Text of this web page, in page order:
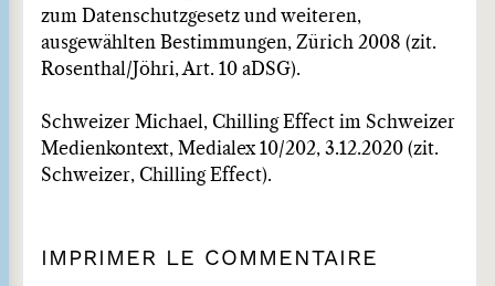
zum Datenschutzgesetz und weiteren,
ausgewählten Bestimmungen, Zürich 2008 (zit.
Rosenthal/Jöhri, Art. 10 aDSG).
Schweizer Michael, Chilling Effect im Schweizer
Medienkontext, Medialex 10/202, 3.12.2020 (zit.
Schweizer, Chilling Effect).
IMPRIMER LE COMMENTAIRE